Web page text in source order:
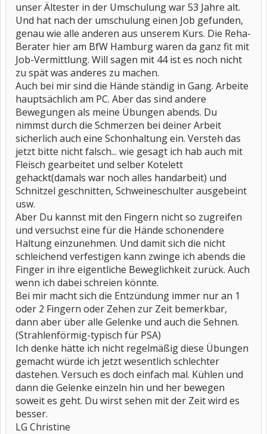
unser Ältester in der Umschulung war 53 Jahre alt.
Und hat nach der umschulung einen Job gefunden,
genau wie alle anderen aus unserem Kurs. Die Reha-
Berater hier am BfW Hamburg waren da ganz fit mit
Job-Vermittlung. Will sagen mit 44 ist es noch nicht
zu spät was anderes zu machen.
Auch bei mir sind die Hände ständig in Gang. Arbeite
hauptsächlich am PC. Aber das sind andere
Bewegungen als meine Übungen abends. Du
nimmst durch die Schmerzen bei deiner Arbeit
sicherlich auch eine Schonhaltung ein. Versteh das
jetzt bitte nicht falsch... wie gesagt ich hab auch mit
Fleisch gearbeitet und selber Kotelett
gehackt(damals war noch alles handarbeit) und
Schnitzel geschnitten, Schweineschulter ausgebeint
usw.
Aber Du kannst mit den Fingern nicht so zugreifen
und versuchst eine für die Hände schonendere
Haltung einzunehmen. Und damit sich die nicht
schleichend verfestigen kann zwinge ich abends die
Finger in ihre eigentliche Beweglichkeit zurück. Auch
wenn ich dabei schreien könnte.
Bei mir macht sich die Entzündung immer nur an 1
oder 2 Fingern oder Zehen zur Zeit bemerkbar,
dann aber über alle Gelenke und auch die Sehnen.
(Strahlenförmig-typisch für PSA)
Ich denke hätte ich nicht regelmäßig diese Übungen
gemacht würde ich jetzt wesentlich schlechter
dastehen. Versuch es doch einfach mal. Kühlen und
dann die Gelenke einzeln hin und her bewegen
soweit es geht. Du wirst sehen mit der Zeit wird es
besser.
LG Christine